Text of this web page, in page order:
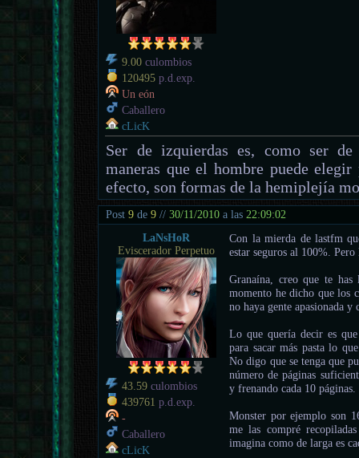
9.00 culombios
120495 p.d.exp.
Un eón
Caballero
cLicK
Ser de izquierdas es, como ser
maneras que el hombre puede
efecto, son formas de la hemiplejía
Post9 de9 //30/11/2010 a las22:09:02
LaNsHoR
Eviscerador Perpetuo
43.59 culombios
439761 p.d.exp.
-
Caballero
cLicK
Con la mierda de lastfm
estar seguros al 100%.
Granaína, creo que te
momento he dicho que los
no haya gente apasionada
Lo que quería decir es
para sacar más pasta lo
No digo que se tenga que
número de páginas
y frenando cada 10 páginas.
Monster por ejemplo son
me las compré
imagina como de larga es